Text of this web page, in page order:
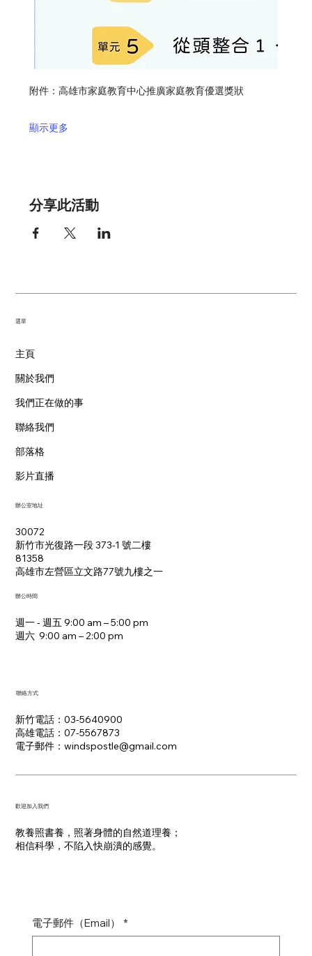
附件：高雄市家庭教育中心推廣家庭教育優選獎狀
顯示更多
分享此活動
主頁
關於我們
我們正在做的事
聯絡我們
部落格
影片直播
​選單
辦公室地址
30072
新竹市光復路一段 373-1 號二樓
81358
​高雄市左營區立文路77號九樓之一
週一 - 週五 9:00 am – 5:00 pm
週六 9:00 am – 2:00 pm​
辦公時間
新竹電話：03-5640900
高雄電話：07-5567873
電子郵件：​windspostle@gmail.com
聯絡方式
​歡迎加入我們
教養照書養，照著身體的自然道理養；
​相信科學，不陷入快崩潰的感覺。
電子郵件（Email） *